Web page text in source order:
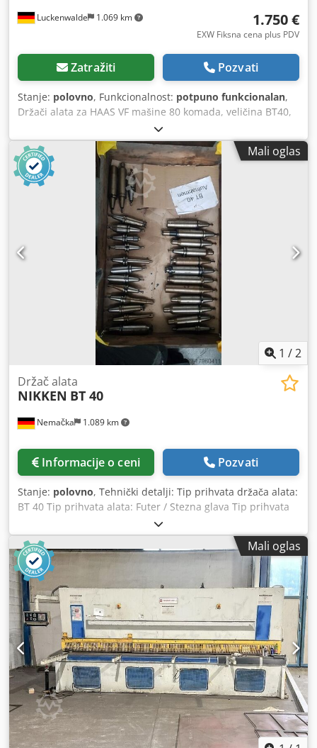
Luckenwalde 1.069 km 1.750 €
EXW Fiksna cena plus PDV
Zatražiti Pozvati
Stanje: polovno, Funkcionalnost: potpuno funkcionalan,
Držači alata za HAAS VF mašine 80 komada, veličina BT40,
uključujući vijak za pričvršćivanje HAAS - 6x stezna glava
OZ, opseg stezanja Ø2-Ø16 - 3x stezna glava OZ, opseg
stezanja Ø2-Ø25 - 1x stezna glava ER32 - 3x termički stezna
glava Ø6 - 1x termički stezna glava Ø8 - 2x termički stezna
glava Ø10 - 2x termički stezna glava Ø12 - 1x hidraulična
stezna glava Ø20 - 1x kratka stezna glava Ø13 Röhm Dsdszi
Ebijpfx Anrekr - 4x Weldon Ø6 - 8x Weldon Ø8 - 11x Weldon
Ø10 - 10x Weldon Ø12 - 1x Weldon Ø14 - 5x Weldon Ø16 -
5x Weldon Ø20 - 2x držač MK1 - 1x držač MK2 - 1x držač
MK3 - 2x držač reznog alata Ø16 - 1x dugi držač reznog
alata Ø16 - 1x ekstra dugi držač reznog alata Ø22 - 2x dugi
Weldon Ø6 - 2x dugi Weldon Ø8 - 2x dugi Weldon Ø10 - 1x
ekstra dugi Weldon Ø8 - 1x ekstra dugi Weldon Ø10
Mali oglas
1 /2
Nemačka 1.089 km
Držač alata
NIKKEN BT 40
Informacije o ceni Pozvati
Stanje: polovno, Tehnički detalji: Tip prihvata držača alata:
BT 40 Tip prihvata alata: Futer / Stezna glava Tip prihvata
alata: Weldon Dksdpsvfdr Nsfx Anrjr Veliki izbor BT 40
držača alata na prodaju sa Weldon prihvatom, steznim
futurima, steznim čaurama, držačima glodala itd.
Pogledajte slike.
Mali oglas